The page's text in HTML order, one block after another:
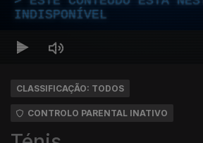
INDISPONÍVEL
CLASSIFICAÇÃO: TODOS
CONTROLO PARENTAL INATIVO